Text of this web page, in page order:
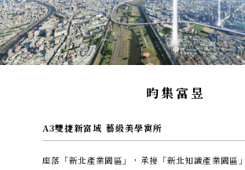
昀集富昱
A3雙捷新富域 藝級美學寓所
座落「新北產業園區」，承接「新北知識產業園區